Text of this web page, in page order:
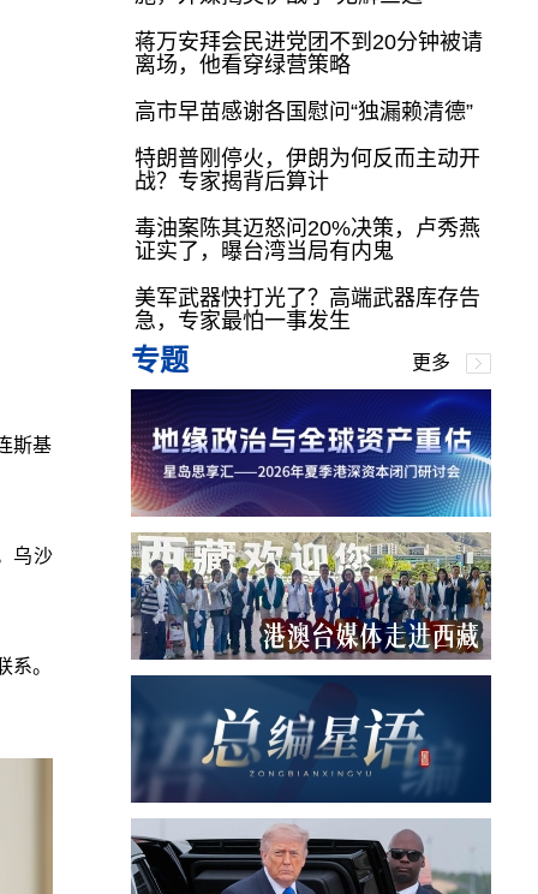
斯基
乌沙
系。
蒋万安拜会民进党团不到20分钟被请
离场，他看穿绿营策略
高市早苗感谢各国慰问“独漏赖清德”
特朗普刚停火，伊朗为何反而主动开
战？专家揭背后算计
毒油案陈其迈怒问20%决策，卢秀燕
证实了，曝台湾当局有内鬼
美军武器快打光了？高端武器库存告
急，专家最怕一事发生
专题 更多